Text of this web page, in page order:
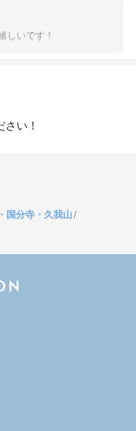
しいです！
い！
国分寺・久我山 /